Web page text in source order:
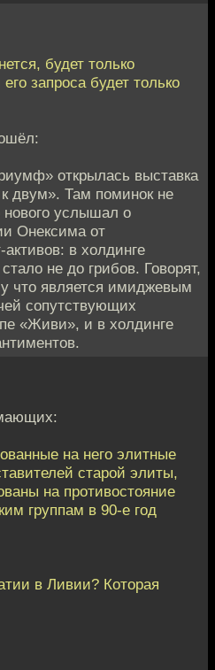
будет только
запроса будет только
открылась выставка
двум». Там поминок не
нового услышал о
Онексима от
в холдинге
не до грибов. Говорят,
что является имиджевым
сопутствующих
«Живи», и в холдинге
на него элитные
старой элиты,
на противостояние
группам в 90-е год
в Ливии? Которая